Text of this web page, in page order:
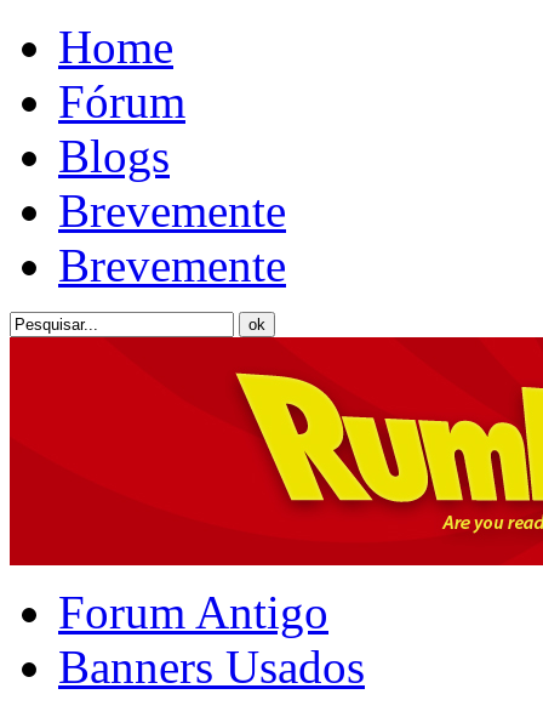
Home
Fórum
Blogs
Brevemente
Brevemente
Forum Antigo
Banners Usados